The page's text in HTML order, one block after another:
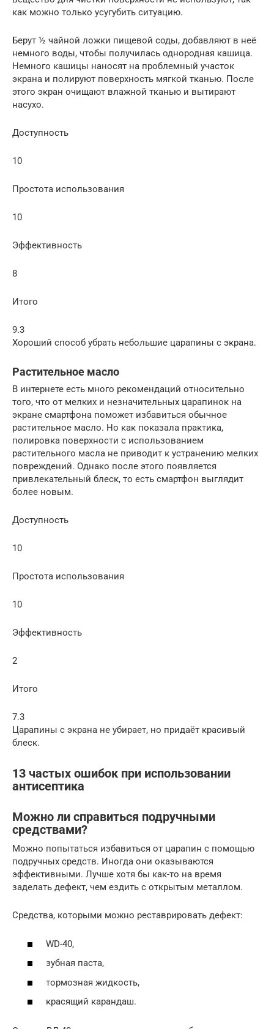
как можно только усугубить ситуацию.
Берут ½ чайной ложки пищевой соды, добавляют в неё
немного воды, чтобы получилась однородная кашица.
Немного кашицы наносят на проблемный участок
экрана и полируют поверхность мягкой тканью. После
этого экран очищают влажной тканью и вытирают
насухо.
Доступность
10
Простота использования
10
Эффективность
8
Итого
9.3
Хороший способ убрать небольшие царапины с экрана.
Растительное масло
В интернете есть много рекомендаций относительно
того, что от мелких и незначительных царапинок на
экране смартфона поможет избавиться обычное
растительное масло. Но как показала практика,
полировка поверхности с использованием
растительного масла не приводит к устранению мелких
повреждений. Однако после этого появляется
привлекательный блеск, то есть смартфон выглядит
более новым.
Доступность
10
Простота использования
10
Эффективность
2
Итого
7.3
Царапины с экрана не убирает, но придаёт красивый
блеск.
13 частых ошибок при использовании
антисептика
Можно ли справиться подручными
средствами?
Можно попытаться избавиться от царапин с помощью
подручных средств. Иногда они оказываются
эффективными. Лучше хотя бы как-то на время
заделать дефект, чем ездить с открытым металлом.
Средства, которыми можно реставрировать дефект:
WD-40,
зубная паста,
тормозная жидкость,
красящий карандаш.